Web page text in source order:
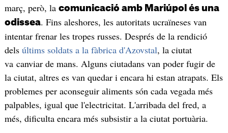
març, però, la comunicació amb Mariúpol és una
odissea. Fins aleshores, les autoritats ucraïneses van
intentar frenar les tropes russes. Després de la rendició
dels últims soldats a la fàbrica d'Azovstal, la ciutat
va canviar de mans. Alguns ciutadans van poder fugir de
la ciutat, altres es van quedar i encara hi estan atrapats. Els
problemes per aconseguir aliments són cada vegada més
palpables, igual que l'electricitat. L'arribada del fred, a
més, dificulta encara més subsistir a la ciutat portuària.